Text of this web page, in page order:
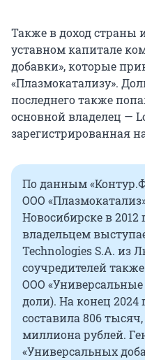
Также в доход страны
уставном капитале
добавки», которые
«Плазмокатализу».
последнего также
основной владелец —
зарегистрированная
По данным
ООО
Новосибирске в
владельцем
Technologies S.A. из
соучредителей
ООО «Универсальные
доли). На конец
составила 806
миллиона рублей.
«Универсальных